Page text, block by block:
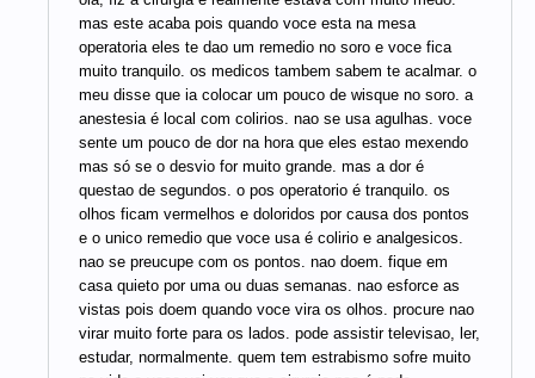
mas este acaba pois quando voce esta na mesa
operatoria eles te dao um remedio no soro e voce fica
muito tranquilo. os medicos tambem sabem te acalmar. o
meu disse que ia colocar um pouco de wisque no soro. a
anestesia é local com colirios. nao se usa agulhas. voce
sente um pouco de dor na hora que eles estao mexendo
mas só se o desvio for muito grande. mas a dor é
questao de segundos. o pos operatorio é tranquilo. os
olhos ficam vermelhos e doloridos por causa dos pontos
e o unico remedio que voce usa é colirio e analgesicos.
nao se preucupe com os pontos. nao doem. fique em
casa quieto por uma ou duas semanas. nao esforce as
vistas pois doem quando voce vira os olhos. procure nao
virar muito forte para os lados. pode assistir televisao, ler,
estudar, normalmente. quem tem estrabismo sofre muito